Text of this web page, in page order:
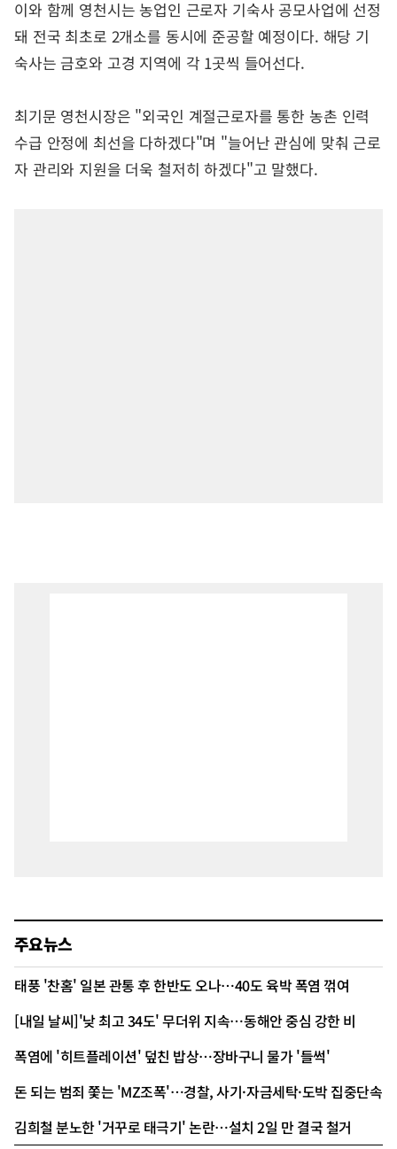
이와 함께 영천시는 농업인 근로자 기숙사 공모사업에 선정
돼 전국 최초로 2개소를 동시에 준공할 예정이다. 해당 기
숙사는 금호와 고경 지역에 각 1곳씩 들어선다.
최기문 영천시장은 "외국인 계절근로자를 통한 농촌 인력
수급 안정에 최선을 다하겠다"며 "늘어난 관심에 맞춰 근로
자 관리와 지원을 더욱 철저히 하겠다"고 말했다.
주요뉴스
태풍 '찬홈' 일본 관통 후 한반도 오나…40도 육박 폭염 꺾여
[내일 날씨]'낮 최고 34도' 무더위 지속…동해안 중심 강한 비
폭염에 '히트플레이션' 덮친 밥상…장바구니 물가 '들썩'
돈 되는 범죄 쫓는 'MZ조폭'…경찰, 사기·자금세탁·도박 집중단속
김희철 분노한 '거꾸로 태극기' 논란…설치 2일 만 결국 철거